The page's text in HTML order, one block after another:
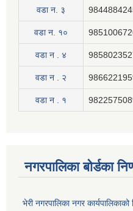
वडा न. ३
वडा न. १०
वडा न . ४
वडा न . २
वडा न . १
नगरपालिका बोर्डका
भेरी नगरपालिका नगर